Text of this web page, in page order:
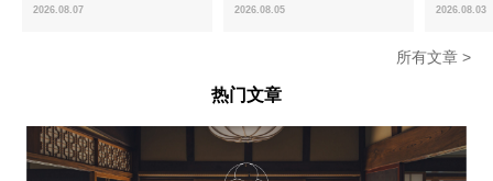
中旬起限时发售
2026.08.07
治抹茶提拉米苏”全新登场
2026.08.05 2026.08.03
所有文章 >
热门文章